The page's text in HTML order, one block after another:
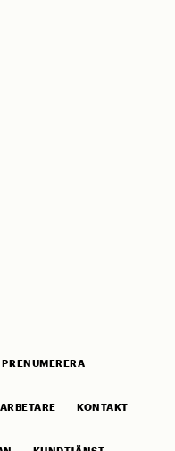
PRENUMERERA
KONTAKT